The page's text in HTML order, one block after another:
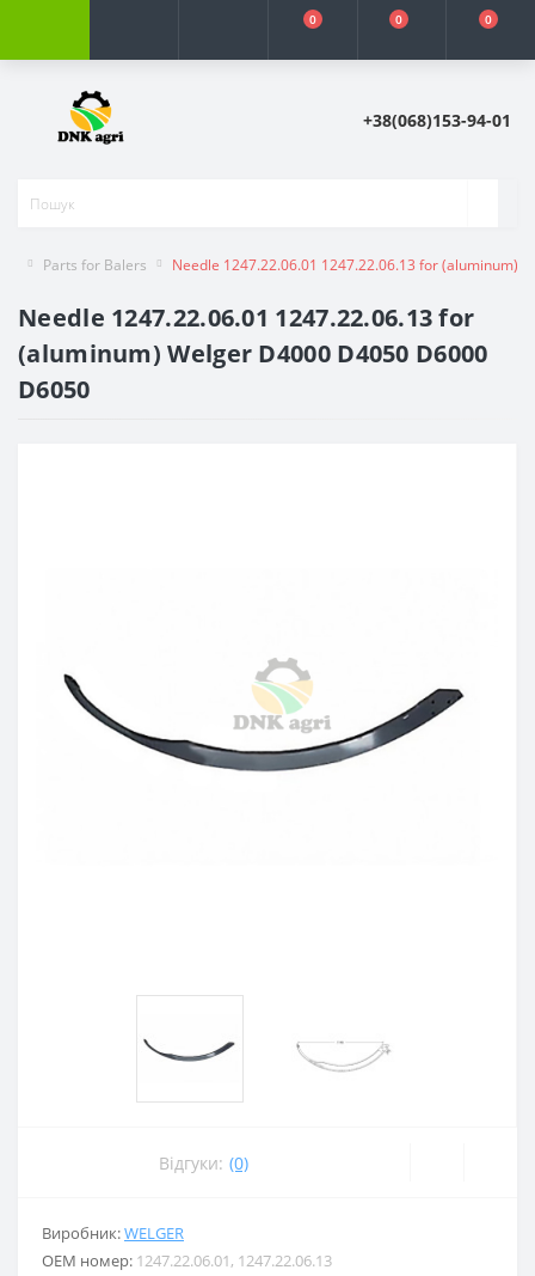
0 0 0
+38(068)153-94-01
Parts for Balers Needle 1247.22.06.01 1247.22.06.13 for (aluminum)
Needle 1247.22.06.01 1247.22.06.13 for
(aluminum) Welger D4000 D4050 D6000
D6050
Відгуки: (0)
Виробник:WELGER
ОЕМ номер: 1247.22.06.01, 1247.22.06.13